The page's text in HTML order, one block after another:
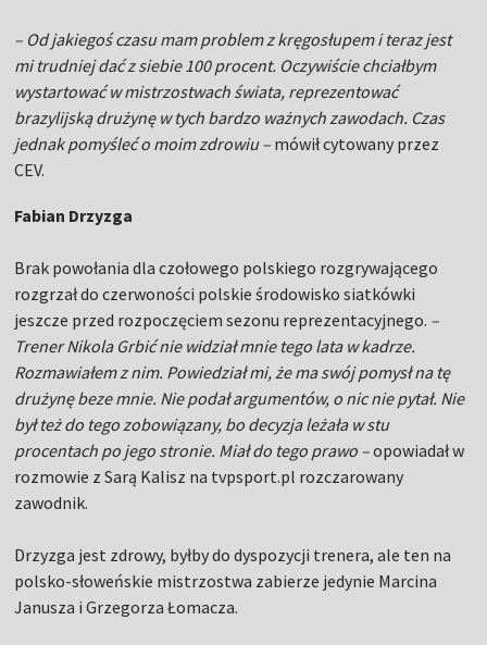
– Od jakiegoś czasu mam problem z kręgosłupem i teraz jest
mi trudniej dać z siebie 100 procent. Oczywiście chciałbym
wystartować w mistrzostwach świata, reprezentować
brazylijską drużynę w tych bardzo ważnych zawodach. Czas
jednak pomyśleć o moim zdrowiu – mówił cytowany przez
CEV.
Fabian Drzyzga
Brak powołania dla czołowego polskiego rozgrywającego
rozgrzał do czerwoności polskie środowisko siatkówki
jeszcze przed rozpoczęciem sezonu reprezentacyjnego. –
Trener Nikola Grbić nie widział mnie tego lata w kadrze.
Rozmawiałem z nim. Powiedział mi, że ma swój pomysł na tę
drużynę beze mnie. Nie podał argumentów, o nic nie pytał. Nie
był też do tego zobowiązany, bo decyzja leżała w stu
procentach po jego stronie. Miał do tego prawo –opowiadał w
rozmowie z Sarą Kalisz na tvpsport.pl rozczarowany
zawodnik.
Drzyzga jest zdrowy, byłby do dyspozycji trenera, ale ten na
polsko-słoweńskie mistrzostwa zabierze jedynie Marcina
Janusza i Grzegorza Łomacza.